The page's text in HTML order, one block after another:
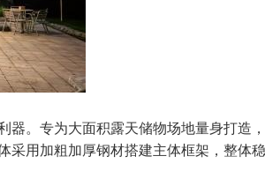
器。专为大面积露天储物场地量身打造
采用加粗加厚钢材搭建主体框架，整体